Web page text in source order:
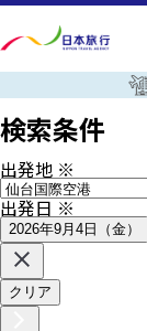
検索条件
出発地 ※
出発日※
2026年9月4日（金）
クリア